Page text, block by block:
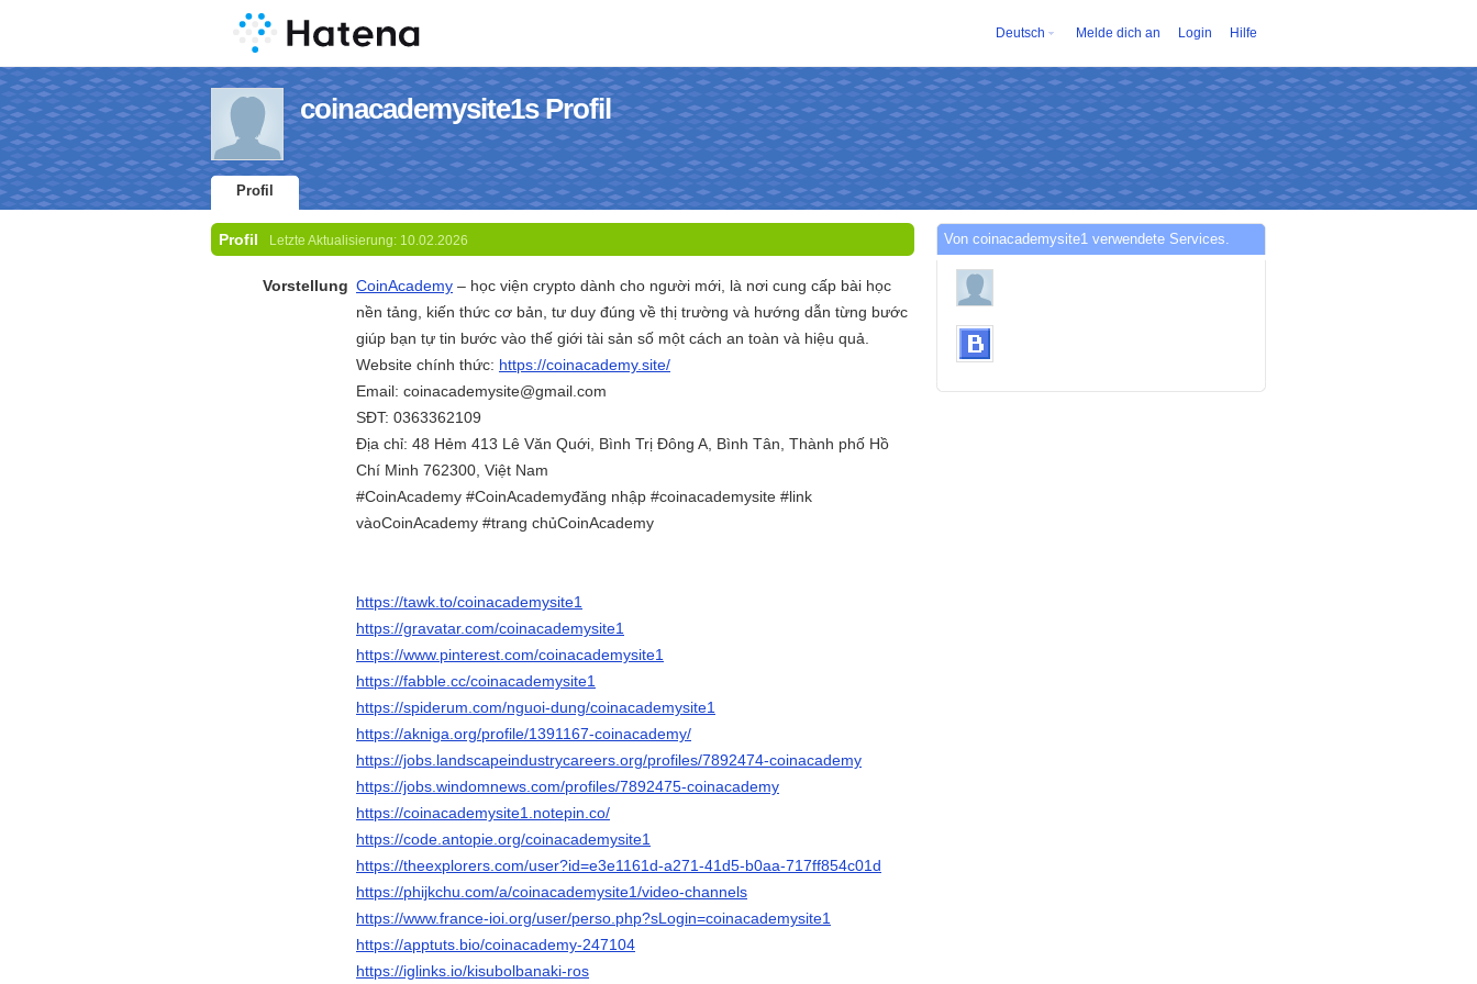
Deutsch Melde dich an Login Hilfe
coinacademysite1s Profil
Profil
Profil Letzte Aktualisierung: 10.02.2026
Vorstellung CoinAcademy – học viện crypto dành cho người mới, là nơi cung cấp bài học
nền tảng, kiến thức cơ bản, tư duy đúng về thị trường và hướng dẫn từng bước
giúp bạn tự tin bước vào thế giới tài sản số một cách an toàn và hiệu quả.
Website chính thức: https://coinacademy.site/
Email: coinacademysite@gmail.com
SĐT: 0363362109
Địa chỉ: 48 Hẻm 413 Lê Văn Quới, Bình Trị Đông A, Bình Tân, Thành phố Hồ
Chí Minh 762300, Việt Nam
#CoinAcademy #CoinAcademyđăng nhập #coinacademysite #link
vàoCoinAcademy #trang chủCoinAcademy
https://tawk.to/coinacademysite1
https://gravatar.com/coinacademysite1
https://www.pinterest.com/coinacademysite1
https://fabble.cc/coinacademysite1
https://spiderum.com/nguoi-dung/coinacademysite1
https://akniga.org/profile/1391167-coinacademy/
https://jobs.landscapeindustrycareers.org/profiles/7892474-coinacademy
https://jobs.windomnews.com/profiles/7892475-coinacademy
https://coinacademysite1.notepin.co/
https://code.antopie.org/coinacademysite1
https://theexplorers.com/user?id=e3e1161d-a271-41d5-b0aa-717ff854c01d
https://phijkchu.com/a/coinacademysite1/video-channels
https://www.france-ioi.org/user/perso.php?sLogin=coinacademysite1
https://apptuts.bio/coinacademy-247104
https://iglinks.io/kisubolbanaki-ros
Von coinacademysite1 verwendete Services.